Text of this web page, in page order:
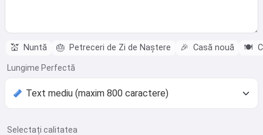
💒 Nuntă 🎂 Petreceri de Zi de Naștere 🎉 Casă nouă 🍽️
Lungime Perfectă
Selectați calitatea